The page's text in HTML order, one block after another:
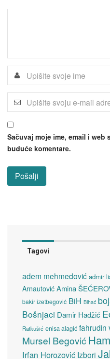
Sačuvaj moje ime, email i
buduće komentare.
Tagovi
adem mehmedović admir
Arnautović Amina
bakir izetbegović BiH Bihać
Bošnjaci Damir Hadžić
Ratkušić enisa alagić fahrudin
Mursel Begović
Irfan Horozović Izbori